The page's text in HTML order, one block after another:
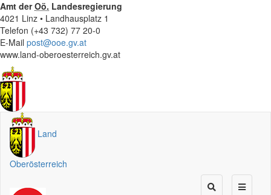
Amt derOö. Landesregierung
4021 Linz • Landhausplatz 1
Telefon (+43 732) 77 20-0
E-Mail post@ooe.gv.at
www.land-oberoesterreich.gv.at
Land
Oberösterreich